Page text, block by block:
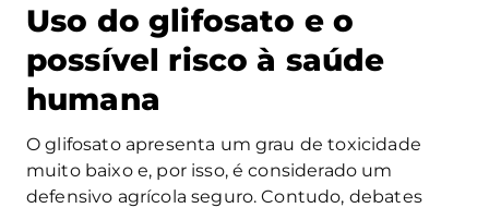
Uso do glifosato e o
possível risco à saúde
humana
O glifosato apresenta um grau de toxicidade
muito baixo e, por isso, é considerado um
defensivo agrícola seguro. Contudo, debates